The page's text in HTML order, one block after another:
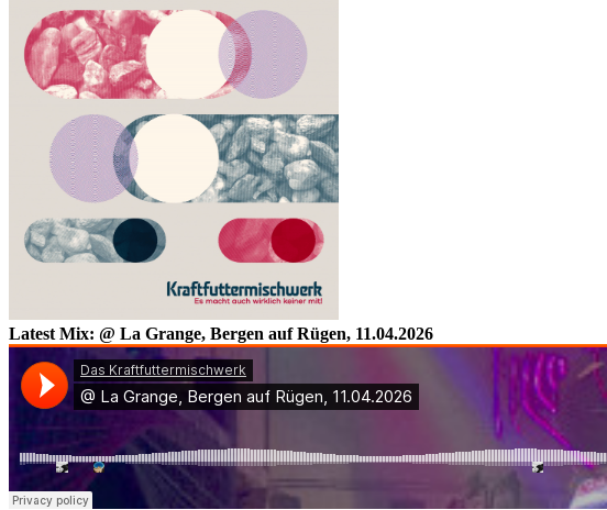
Latest Mix: @ La Grange, Bergen auf Rügen, 11.04.2026